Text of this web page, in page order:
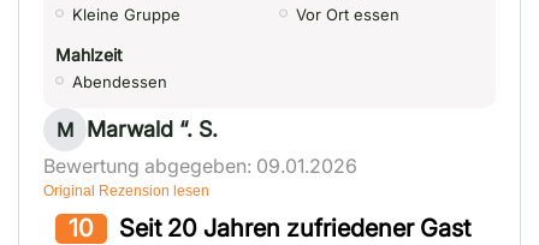
Kleine Gruppe Vor Ort essen
Mahlzeit
Abendessen
M Marwald “. S.
Bewertung abgegeben: 09.01.2026
Original Rezension lesen
10 Seit 20 Jahren zufriedener Gast